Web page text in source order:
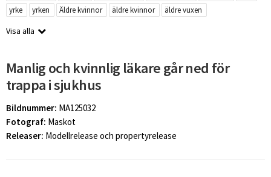
yrke
yrken Äldre kvinnor äldre kvinnor äldre vuxen
Visa alla
Manlig och kvinnlig läkare går ned för
trappa i sjukhus
Bildnummer: MA125032
Fotograf: Maskot
Releaser: Modellrelease och propertyrelease